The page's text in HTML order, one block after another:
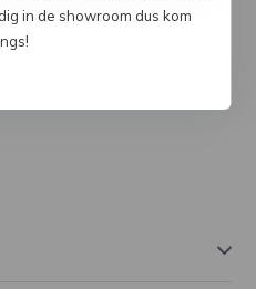
in de showroom dus kom